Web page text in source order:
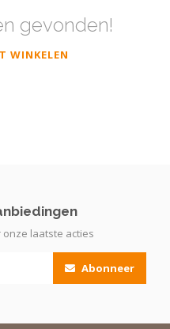
gevonden!
WINKELEN
laatste acties
Abonneer